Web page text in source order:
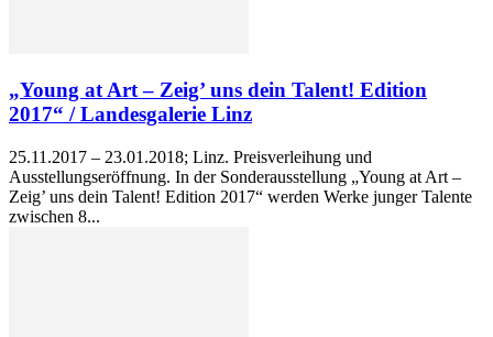
„Young at Art – Zeig’ uns dein Talent! Edition
2017“ / Landesgalerie Linz
25.11.2017 – 23.01.2018; Linz. Preisverleihung und
Ausstellungseröffnung. In der Sonderausstellung „Young at Art –
Zeig’ uns dein Talent! Edition 2017“ werden Werke junger Talente
zwischen 8...